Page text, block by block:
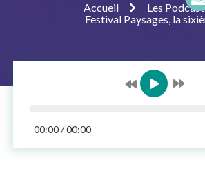
Accueil
Les
Festival Paysages, la
00:00/00:00